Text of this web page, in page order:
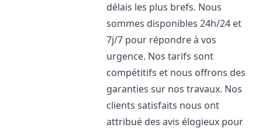
délais les plus brefs. Nous
sommes disponibles 24h/24 et
7j/7 pour répondre à vos
urgence. Nos tarifs sont
compétitifs et nous offrons des
garanties sur nos travaux. Nos
clients satisfaits nous ont
attribué des avis élogieux pour